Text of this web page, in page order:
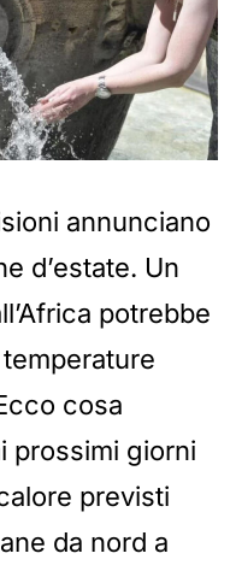
annunciano
d’estate. Un
potrebbe
cosa
prossimi giorni
previsti
da nord a